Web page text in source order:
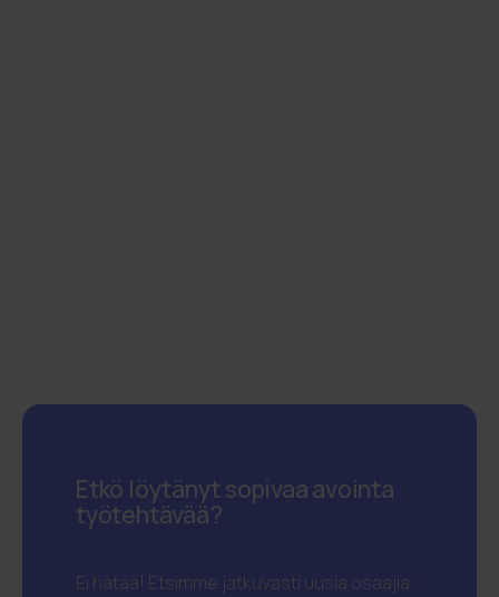
Etkö löytänyt sopivaa avointa
työtehtävää?
Ei hätää! Etsimme jatkuvasti uusia osaajia.